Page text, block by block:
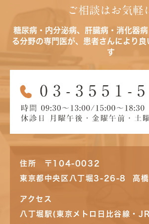
ご相談はお気軽
糖尿病・内分泌病、肝臓病・消化器
る分野の専門医が、患者さんにより良
す
住所 〒104-0032
東京都中央区八丁堀3-26-8 高
アクセス
八丁堀駅(東京メトロ日比谷線・